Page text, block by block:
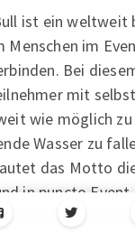
ist ein weltweit
Menschen im
Bei
mit
wie möglich
Wasser zu
das Motto
in puncto
Betrachtung wert,